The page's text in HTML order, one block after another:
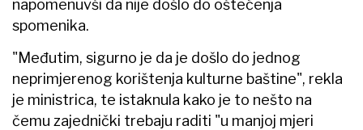
napomenuvši da nije došlo do oštećenja
spomenika.
"Međutim, sigurno je da je došlo do jednog
neprimjerenog korištenja kulturne baštine", rekla
je ministrica, te istaknula kako je to nešto na
čemu zajednički trebaju raditi "u manjoj mjeri